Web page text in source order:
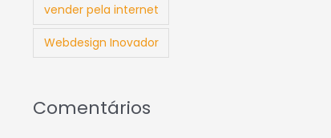
vender pela internet
Webdesign Inovador
Comentários